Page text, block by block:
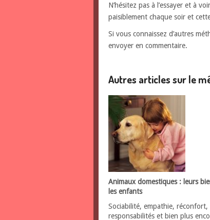
N’hésitez pas à l’essayer et à
paisiblement chaque soir et
Si vous connaissez d’autres
envoyer en commentaire.
Autres articles sur le
Animaux domestiques : leurs
les enfants
Sociabilité, empathie, réconfort,
responsabilités et bien plus